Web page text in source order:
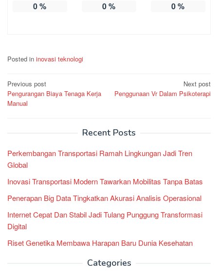
0% 0% 0%
Posted in inovasi teknologi
Post
navigation
Previous post
Pengurangan Biaya Tenaga Kerja
Manual
Next post
Penggunaan Vr Dalam Psikoterapi
Recent Posts
Perkembangan Transportasi Ramah Lingkungan Jadi Tren
Global
Inovasi Transportasi Modern Tawarkan Mobilitas Tanpa Batas
Penerapan Big Data Tingkatkan Akurasi Analisis Operasional
Internet Cepat Dan Stabil Jadi Tulang Punggung Transformasi
Digital
Riset Genetika Membawa Harapan Baru Dunia Kesehatan
Categories